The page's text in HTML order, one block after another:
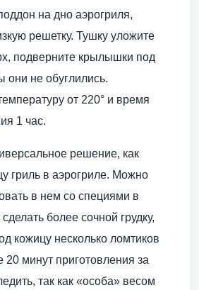
на дно аэрогриля,
решетку. Тушку уложите
подверните крылышки под
они не обуглились.
от 220° и время
1 час.
решение, как
гриль в аэрогриле. Можно
в нем со специями в
более сочной грудку,
кожицу несколько ломтиков
20 минут приготовления за
так как «особа» весом